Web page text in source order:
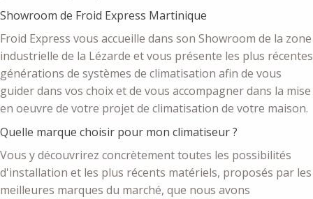
Showroom de Froid Express Martinique
Froid Express vous accueille dans son Showroom de la zone
industrielle de la Lézarde et vous présente les plus récentes
générations de systèmes de climatisation afin de vous
guider dans vos choix et de vous accompagner dans la mise
en oeuvre de votre projet de climatisation de votre maison.
Quelle marque choisir pour mon climatiseur ?
Vous y découvrirez concrètement toutes les possibilités
d'installation et les plus récents matériels, proposés par les
meilleures marques du marché, que nous avons